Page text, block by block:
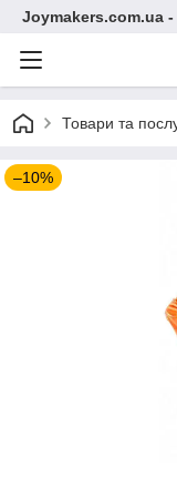
Joymakers.com.ua -
Товари та
–10%